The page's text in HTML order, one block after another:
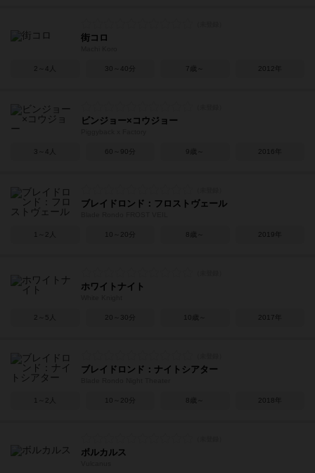
街コロ
2～4人 30～40分 7歳～ 2012年
ビンジョー×コウジョー
3～4人 60～90分 9歳～ 2016年
ブレイドロンド：フロストヴェール
1～2人 10～20分 8歳～ 2019年
ホワイトナイト
2～5人 20～30分 10歳～ 2017年
ブレイドロンド：ナイトシアター
1～2人 10～20分 8歳～ 2018年
ボルカルス